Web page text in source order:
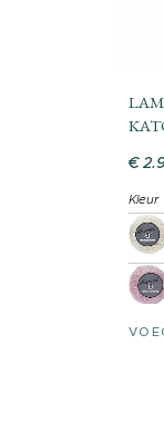
€ 2.
Kleur